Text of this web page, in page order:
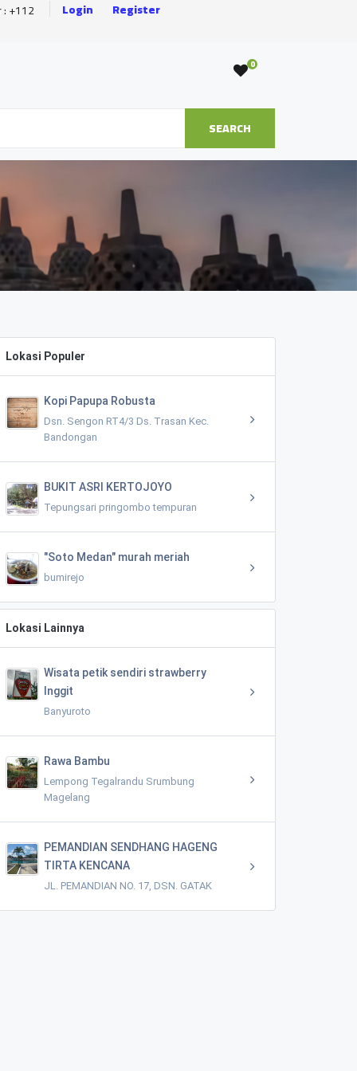
: +112 Login Register
0
SEARCH
Lokasi Populer
Kopi Papupa Robusta
Dsn. Sengon RT4/3 Ds. Trasan Kec.
Bandongan
BUKIT ASRI KERTOJOYO
Tepungsari pringombo tempuran
"Soto Medan" murah meriah
bumirejo
Lokasi Lainnya
Wisata petik sendiri strawberry
Inggit
Banyuroto
Rawa Bambu
Lempong Tegalrandu Srumbung
Magelang
PEMANDIAN SENDHANG HAGENG
TIRTA KENCANA
JL. PEMANDIAN NO. 17, DSN. GATAK